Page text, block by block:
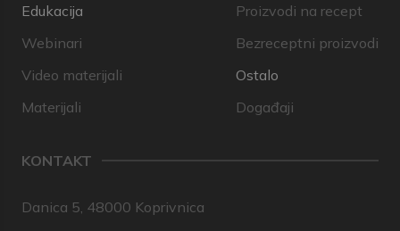
Edukacija
Webinari
Video materijali
Materijali
Proizvodi na recept
Bezreceptni proizvodi
Ostalo
Događaji
KONTAKT
Danica 5, 48000 Koprivnica